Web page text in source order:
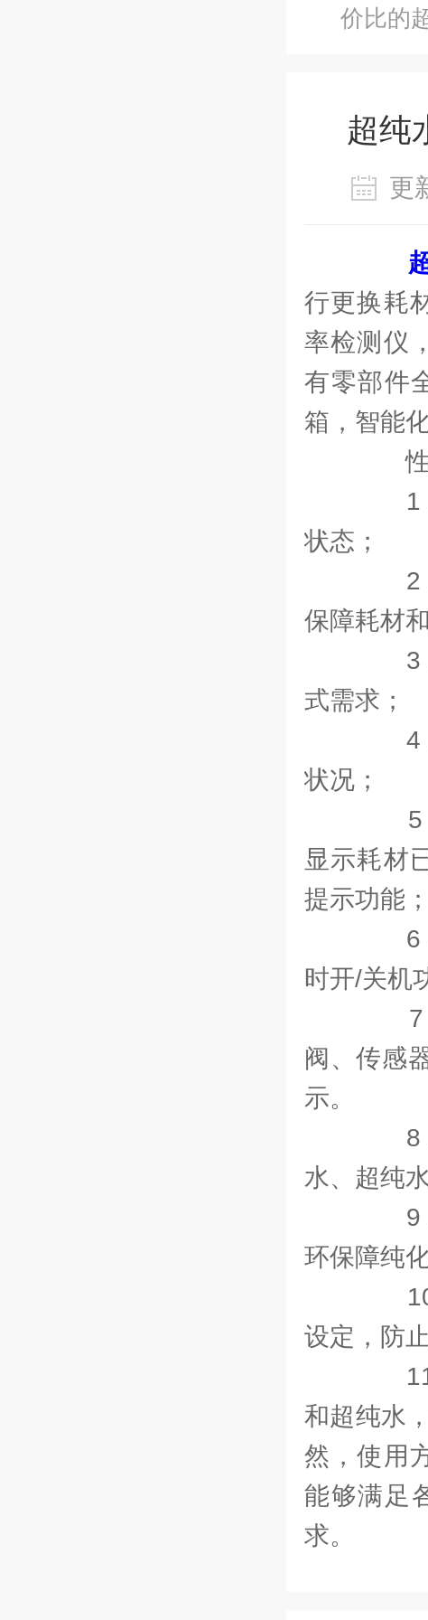
价比的
超纯
更
行更换耗
率检测仪
有零部件
箱，智能
性
1．
状态；
2．
保障耗材
3．
式需求；
4．
状况；
5．
显示耗材
提示功能；
6．
时开/关机
7．
阀、传感
示。
8
水、超纯
9．
环保障纯
10
设定，防
11.
和超纯水
然，使用
能够满足
求。